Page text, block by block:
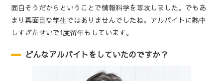
面白そうだからということで情報科学を専攻しました。でもあ
まり真面目な学生ではありませんでしたね。アルバイトに熱中
しすぎたせいで1度留年もしています。
どんなアルバイトをしていたのですか？